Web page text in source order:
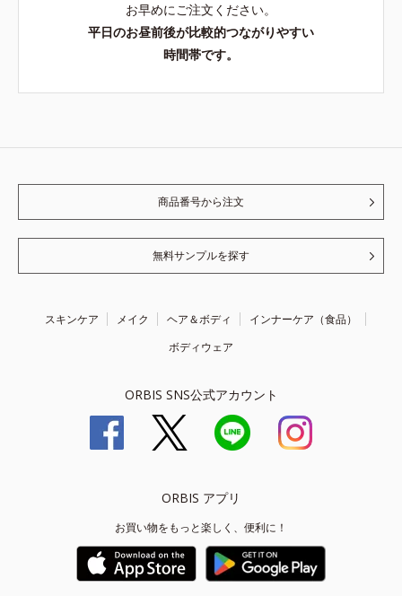
お早めにご注文ください。
平日のお昼前後が比較的つながりやすい
時間帯です。
商品番号から注文
無料サンプルを探す
スキンケア メイク ヘア＆ボディ
インナーケア（食品）
ボディウェア
ORBIS SNS公式アカウント
ORBIS アプリ
お買い物をもっと楽しく、便利に！